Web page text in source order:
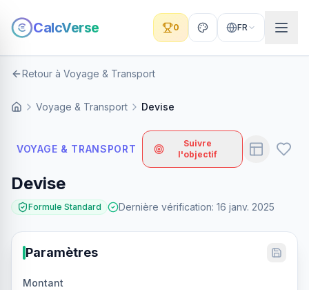
CalcVerse 0 FR
Retour à Voyage & Transport
Voyage & Transport Devise
VOYAGE & TRANSPORT
Suivre
l'objectif
Devise
Formule Standard Dernière vérification: 16 janv. 2025
Paramètres
Montant